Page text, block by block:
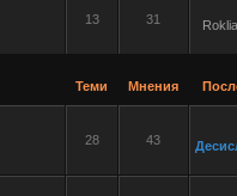
13 31
Roklia
Теми Мнения
28 43